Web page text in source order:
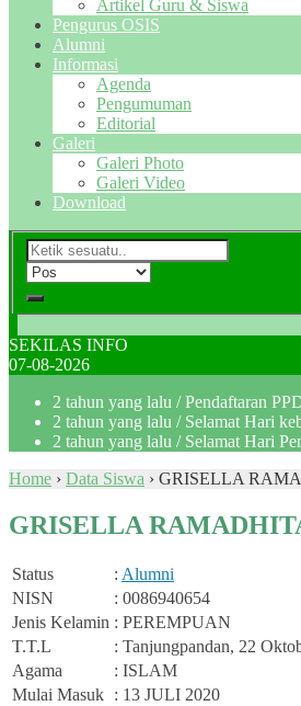
Artikel Guru & Siswa
Pengurus OSIS
Alumni
Informasi
Agenda
Pengumuman
Editorial
Galeri
Galeri Photo
Galeri Video
Download
SEKILAS INFO
07-08-2026
2 tahun yang lalu / Pendaftaran
2 tahun yang lalu / Selamat Hari
2 tahun yang lalu / Selamat Hari
Home › Data Siswa › GRISELLA
GRISELLA
Status : Alumni
NISN
: 0086940654
Jenis Kelamin : PEREMPUAN
T.T.L
: Tanjungpandan, 22
Agama
: ISLAM
Mulai Masuk : 13 JULI 2020